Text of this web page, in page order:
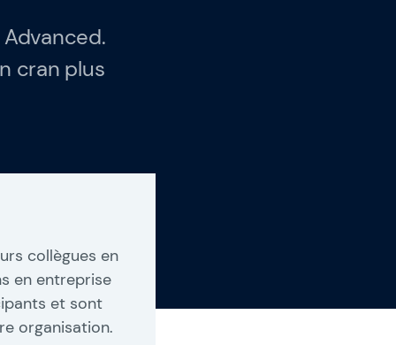
cran plus
collègues en
en entreprise
et sont
organisation.